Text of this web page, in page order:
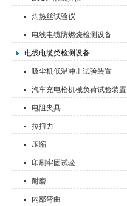
灼热丝试验仪
电线电缆防燃烧检测设备
电线电缆类检测设备
吸尘机低温冲击试验装置
汽车充电枪机械负荷试验装置
电阻夹具
拉扭力
压缩
印刷牢固试验
耐磨
内部弯曲